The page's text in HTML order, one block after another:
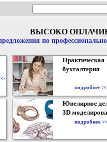
ВЫСОКО
по
Практическая
бухгалтерия
подробнее
Ювелирное
3D
подробнее